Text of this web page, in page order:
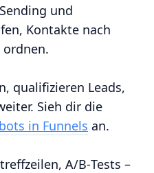
und
Kontakte nach
qualifizieren Leads,
Sieh dir die
in Funnels an.
A/B‑Tests –